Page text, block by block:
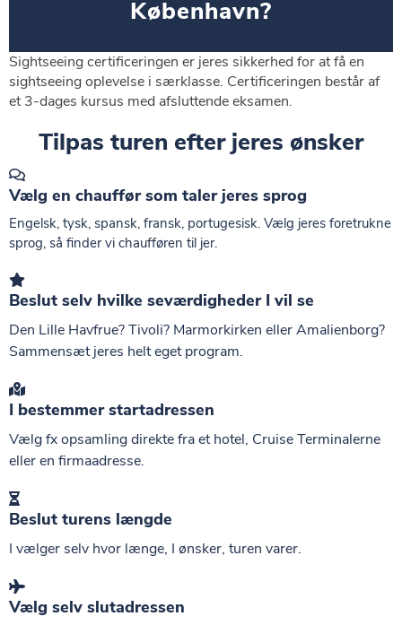
København?
Sightseeing certificeringen er jeres sikkerhed for at få en
sightseeing oplevelse i særklasse. Certificeringen består af
et 3-dages kursus med afsluttende eksamen.
Tilpas turen efter jeres ønsker
Vælg en chauffør som taler jeres sprog
Engelsk, tysk, spansk, fransk, portugesisk. Vælg jeres foretrukne
sprog, så finder vi chaufføren til jer.
Beslut selv hvilke seværdigheder I vil se
Den Lille Havfrue? Tivoli? Marmorkirken eller Amalienborg?
Sammensæt jeres helt eget program.
I bestemmer startadressen
Vælg fx opsamling direkte fra et hotel, Cruise Terminalerne
eller en firmaadresse.
Beslut turens længde
I vælger selv hvor længe, I ønsker, turen varer.
Vælg selv slutadressen